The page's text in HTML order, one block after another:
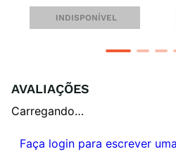
INDISPONÍVEL
AVALIAÇÕES
Carregando…
Faça login para escrever